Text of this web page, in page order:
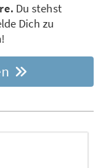
Du stehst
Dich zu